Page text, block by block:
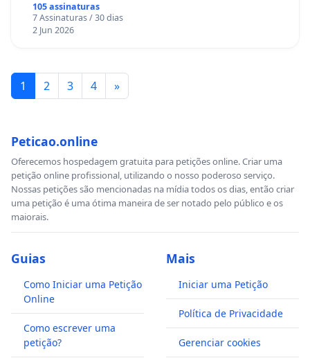
105 assinaturas
7 Assinaturas / 30 dias
2 Jun 2026
1 2 3 4 »
Peticao.online
Oferecemos hospedagem gratuita para petições online. Criar uma
petição online profissional, utilizando o nosso poderoso serviço.
Nossas petições são mencionadas na mídia todos os dias, então criar
uma petição é uma ótima maneira de ser notado pelo público e os
maiorais.
Guias
Como Iniciar uma Petição
Online
Como escrever uma
petição?
Mais
Iniciar uma Petição
Política de Privacidade
Gerenciar cookies